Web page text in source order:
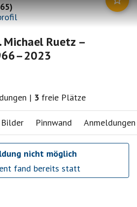
65)
Michael Ruetz –
| 3 freie Plätze
Bilder Pinnwand Anmeldungen
nicht möglich
fand bereits statt